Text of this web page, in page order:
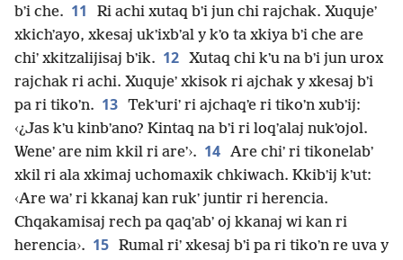
bʼi che. 11
Ri achi xutaq bʼi jun chi rajchak. Xuqujeʼ
xkichʼayo, xkesaj ukʼixbʼal y kʼo ta xkiya bʼi che are
chiʼ xkitzalijisaj bʼik. 12 Xutaq chi kʼu na bʼi jun urox
rajchak ri achi. Xuqujeʼ xkisok ri ajchak y xkesaj bʼi
pa ri tikoʼn. 13 Tekʼuriʼ ri ajchaqʼe ri tikoʼn xubʼij:
‹¿Jas kʼu kinbʼano? Kintaq na bʼi ri loqʼalaj nukʼojol.
Weneʼ are nim kkil ri areʼ›. 14 Are chiʼ ri tikonelabʼ
xkil ri ala xkimaj uchomaxik chkiwach. Kkibʼij kʼut:
‹Are waʼ ri kkanaj kan rukʼ juntir ri herencia.
Chqakamisaj rech pa qaqʼabʼ oj kkanaj wi kan ri
herencia›. 15 Rumal riʼ xkesaj bʼi pa ri tikoʼn re uva y